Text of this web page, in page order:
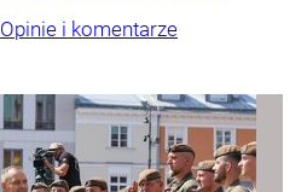
Opinie i komentarze